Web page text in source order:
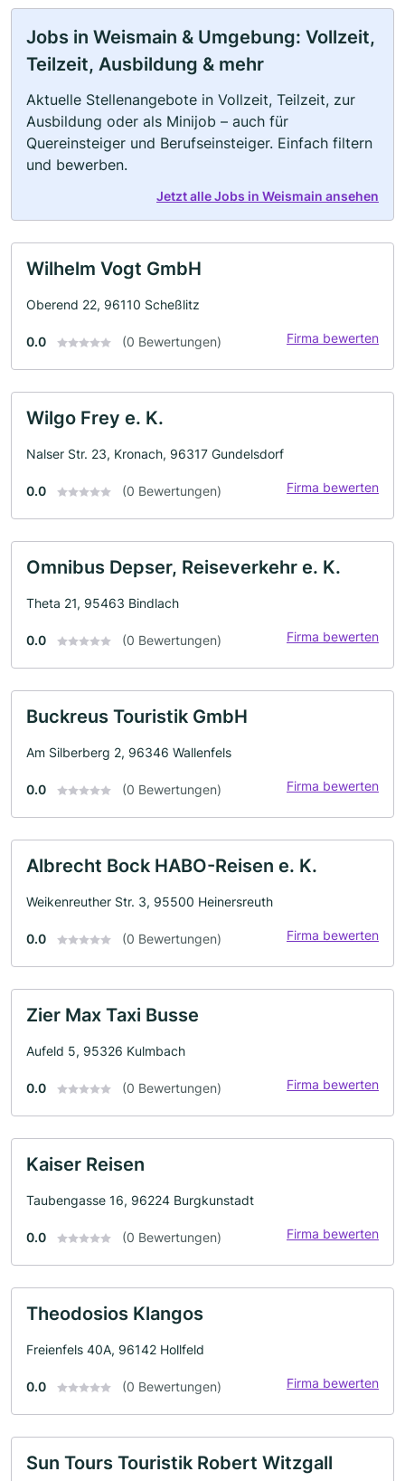
Jobs in Weismain & Umgebung: Vollzeit,
Teilzeit, Ausbildung & mehr
Aktuelle Stellenangebote in Vollzeit, Teilzeit, zur
Ausbildung oder als Minijob – auch für
Quereinsteiger und Berufseinsteiger. Einfach filtern
und bewerben.
Jetzt alle Jobs in Weismain ansehen
Wilhelm Vogt GmbH
Oberend 22, 96110 Scheßlitz
0.0 (0 Bewertungen) Firma bewerten
Wilgo Frey e. K.
Nalser Str. 23, Kronach, 96317 Gundelsdorf
0.0 (0 Bewertungen) Firma bewerten
Omnibus Depser, Reiseverkehr e. K.
Theta 21, 95463 Bindlach
0.0 (0 Bewertungen) Firma bewerten
Buckreus Touristik GmbH
Am Silberberg 2, 96346 Wallenfels
0.0 (0 Bewertungen) Firma bewerten
Albrecht Bock HABO-Reisen e. K.
Weikenreuther Str. 3, 95500 Heinersreuth
0.0 (0 Bewertungen) Firma bewerten
Zier Max Taxi Busse
Aufeld 5, 95326 Kulmbach
0.0 (0 Bewertungen) Firma bewerten
Kaiser Reisen
Taubengasse 16, 96224 Burgkunstadt
0.0 (0 Bewertungen) Firma bewerten
Theodosios Klangos
Freienfels 40A, 96142 Hollfeld
0.0 (0 Bewertungen) Firma bewerten
Sun Tours Touristik Robert Witzgall